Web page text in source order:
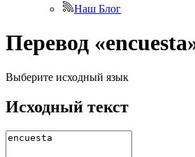
Наш Блог
Перевод
Выберите исходный язык
Исходный текст